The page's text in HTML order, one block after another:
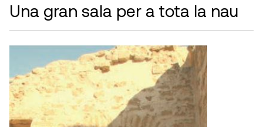
Una gran sala per a tota la nau